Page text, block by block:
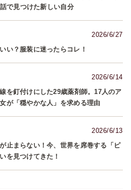
で見つけた新しい自分
2026/6/27
い？服装に迷ったらコレ！
2026/6/14
を釘付けにした29歳薬剤師。17人のア
が「穏やかな人」を求める理由
2026/6/13
止まらない！今、世界を席巻する「ピ
を見つけてきた！